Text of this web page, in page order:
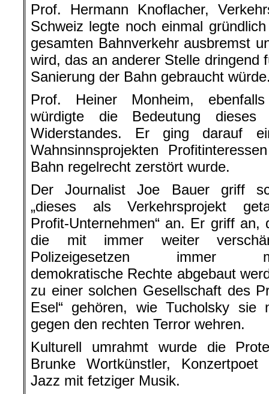
Prof. Hermann Knoflacher,
Schweiz legte noch einmal
gesamten Bahnverkehr ausbremst
wird, das an anderer Stelle dringend
Sanierung der Bahn gebraucht
Prof. Heiner Monheim, ebenfalls
würdigte die Bedeutung dieses
Widerstandes. Er ging darauf
Wahnsinnsprojekten
Bahn regelrecht zerstört wurde.
Der Journalist Joe Bauer griff
„dieses als Verkehrsprojekt
Profit-Unternehmen“ an. Er griff an,
die mit immer weiter
Polizeigesetzen immer
demokratische Rechte abgebaut
zu einer solchen Gesellschaft des
Esel“ gehören, wie Tucholsky sie
gegen den rechten Terror wehren.
Kulturell umrahmt wurde die
Brunke Wortkünstler,
Jazz mit fetziger Musik.